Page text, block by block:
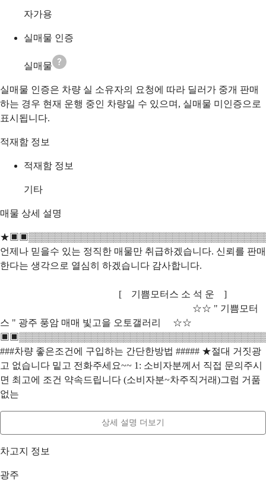
자가용
실매물 인증
실매물
실매물 인증은 차량 실 소유자의 요청에 따라 딜러가 중개 판매
하는 경우 현재 운행 중인 차량일 수 있으며, 실매물 미인증으로
표시됩니다.
적재함 정보
적재함 정보
기타
매물 상세 설명
언제나 믿을수 있는 정직한 매물만 취급하겠습니다. 신뢰를 판매
한다는 생각으로 열심히 하겠습니다 감사합니다.
[ 기쁨모터스 소 석 운 ]
☆☆ " 기쁨모터
스 " 광주 풍암 매매 빛고을 오토갤러리 ☆☆
###차량 좋은조건에 구입하는 간단한방법 ##### ★절대 거짓광
고 없습니다 밑고 전화주세요~~ 1: 소비자분께서 직접 문의주시
면 최고에 조건 약속드립니다 (소비자분~차주직거래)그럼 거품
없는
상세 설명 더보기
차고지 정보
광주